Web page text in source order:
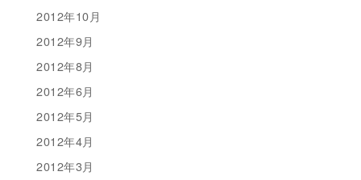
2012年10月
2012年9月
2012年8月
2012年6月
2012年5月
2012年4月
2012年3月